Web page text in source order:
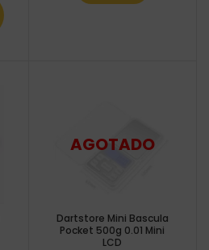
Dartstore Mini Bascula
Pocket 500g 0.01 Mini
LCD